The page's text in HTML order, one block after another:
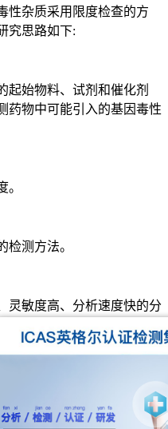
杂质采用限度检查的方
究思路如下:
始物料、试剂和催化剂
药物中可能引入的基因毒性
测方法。
敏度高、分析速度快的分
中基因毒性杂质的限度是